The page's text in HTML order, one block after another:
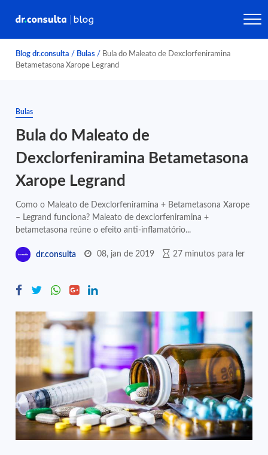
Blog dr.consulta / Bulas / Bula do Maleato de Dexclorfeniramina
Betametasona Xarope Legrand
Bulas
Bula do Maleato de
Dexclorfeniramina Betametasona
Xarope Legrand
Como o Maleato de Dexclorfeniramina + Betametasona Xarope
– Legrand funciona? Maleato de dexclorfeniramina +
betametasona reúne o efeito anti-inflamatório...
dr.consulta 08, jan de 2019 27 minutos para ler